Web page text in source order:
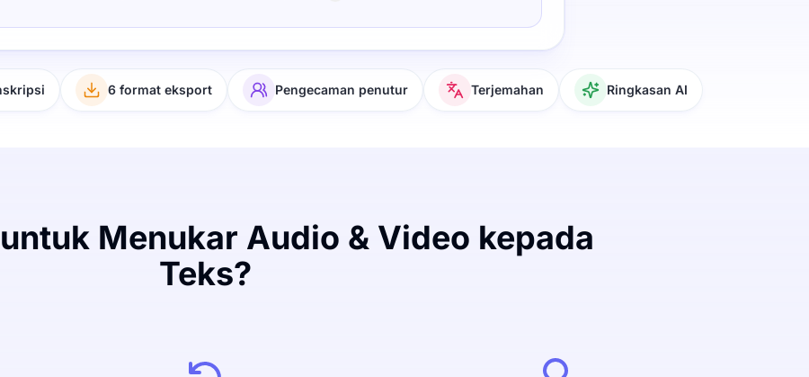
6 format eksport Pengecaman penutur Terjemahan Ringkasan AI
Menukar Audio & Video kepada
Teks?